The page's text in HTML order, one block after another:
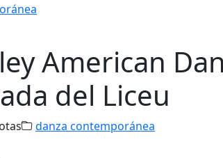
American
del Liceu
danza contemporánea